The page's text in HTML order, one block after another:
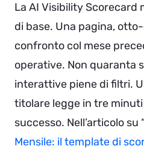
La AI Visibility Scorecard
di base. Una pagina,
confronto col mese
operative. Non quaranta
interattive piene di filtri.
titolare legge in tre
successo. Nell’articolo su “
Mensile: il template di